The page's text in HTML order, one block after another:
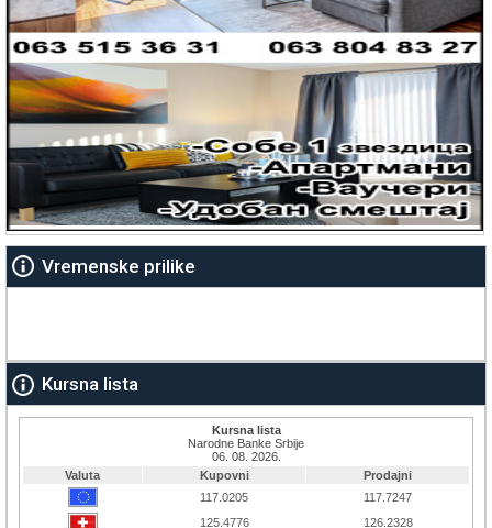
Vremenske prilike
Kursna lista